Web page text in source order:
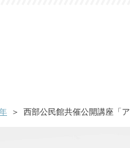
西部公民館共催公開講座「